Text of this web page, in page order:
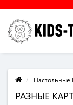
Настольные
РАЗНЫЕ